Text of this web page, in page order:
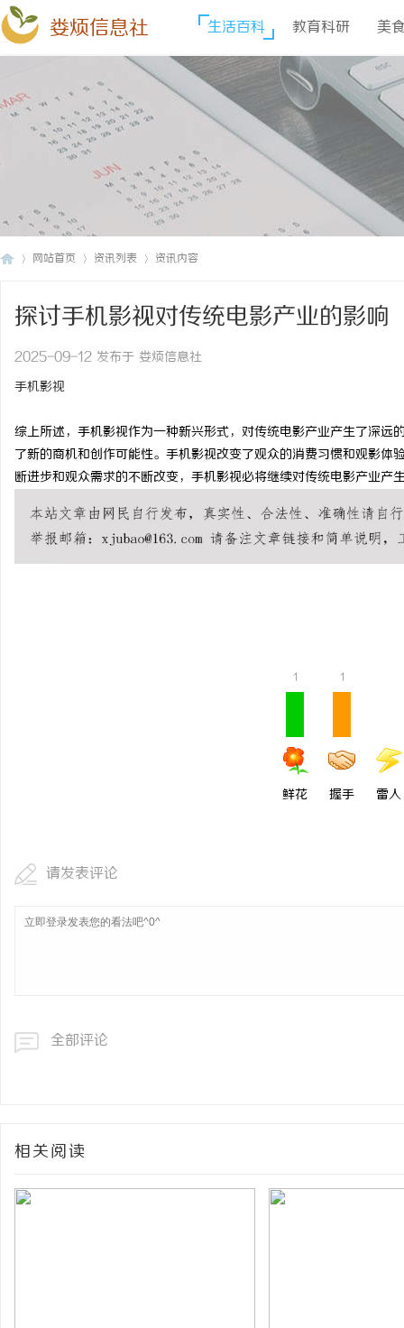
娄烦信息社 生活百科 教育科研 美
网站首页 资讯列表 资讯内容
探讨手机影视对传统电影产业的影响
2025-09-12 发布于 娄烦信息社
手机影视
综上所述，手机影视作为一种新兴形式，对传统电影产业产生了深
了新的商机和创作可能性。手机影视改变了观众的消费习惯和观影
断进步和观众需求的不断改变，手机影视必将继续对传统电影产业产
1
鲜花
1
握手 雷人
请发表评论
全部评论
相关阅读